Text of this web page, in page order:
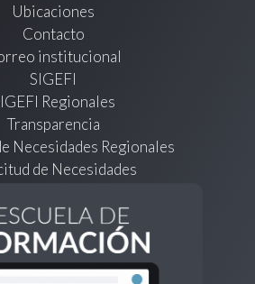
Ubicaciones
Contacto
institucional
SIGEFI
Regionales
Transparencia
Necesidades Regionales
de Necesidades